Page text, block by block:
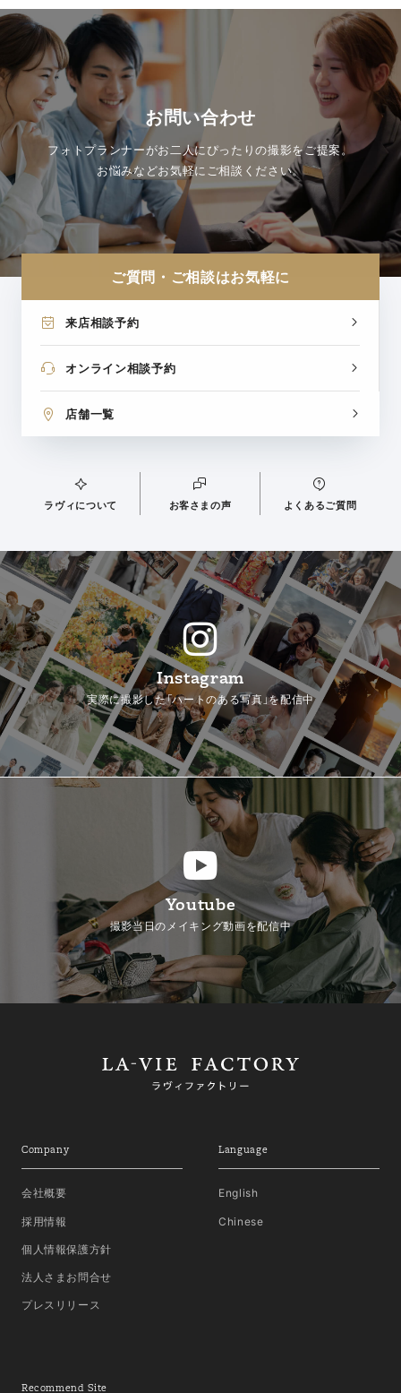
お問い合わせ
フォトプランナーがお二人にぴったりの撮影をご提案。
お悩みなどお気軽にご相談ください。
ご質問・ご相談はお気軽に
来店相談予約
オンライン相談予約
店舗一覧
ラヴィについて お客さまの声 よくあるご質問
Instagram
実際に撮影した「ハートのある写真」を配信中
Youtube
撮影当日のメイキング動画を配信中
Company
会社概要
採用情報
個人情報保護方針
法人さまお問合せ
プレスリリース
Language
English
Chinese
Recommend Site